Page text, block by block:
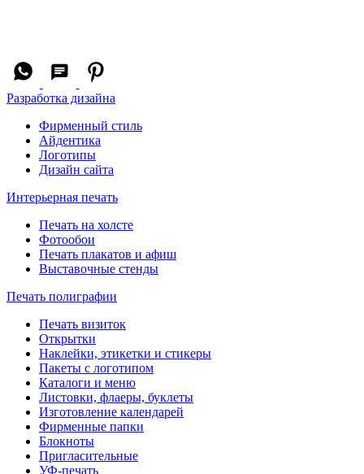
Разработка дизайна
Фирменный стиль
Айдентика
Логотипы
Дизайн сайта
Интерьерная печать
Печать на холсте
Фотообои
Печать плакатов и афиш
Выставочные стенды
Печать полиграфии
Печать визиток
Открытки
Наклейки, этикетки и стикеры
Пакеты с логотипом
Каталоги и меню
Листовки, флаеры, буклеты
Изготовление календарей
Фирменные папки
Блокноты
Пригласительные
УФ-печать